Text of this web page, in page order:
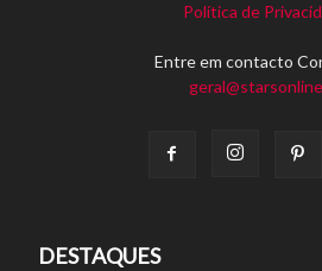
Política de
Entre em contacto
DESTAQUES